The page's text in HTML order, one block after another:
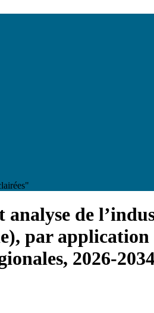
de
par
2026-